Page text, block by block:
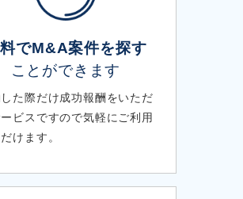
でM&A案件を探す
ことができます
た際だけ成功報酬をいただ
ービスですので気軽にご利用
けます。